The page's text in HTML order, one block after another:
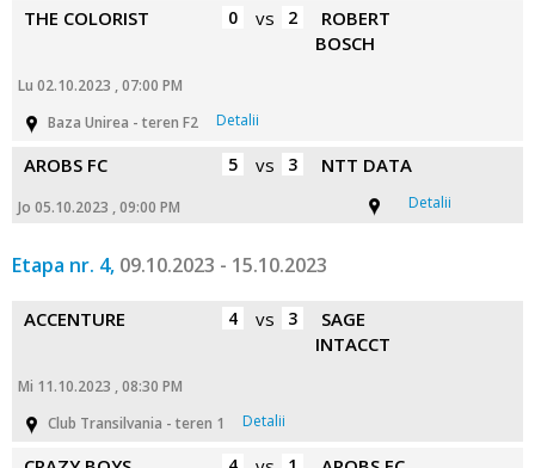
THE COLORIST 0 vs 2
ROBERT
BOSCH
Lu 02.10.2023 , 07:00 PM
Baza Unirea - teren F2
Detalii
AROBS FC 5 vs 3 NTT DATA
Jo 05.10.2023 , 09:00 PM Detalii
Etapa nr. 4, 09.10.2023 - 15.10.2023
ACCENTURE 4 vs 3
SAGE
INTACCT
Mi 11.10.2023 , 08:30 PM
Club Transilvania - teren 1
Detalii